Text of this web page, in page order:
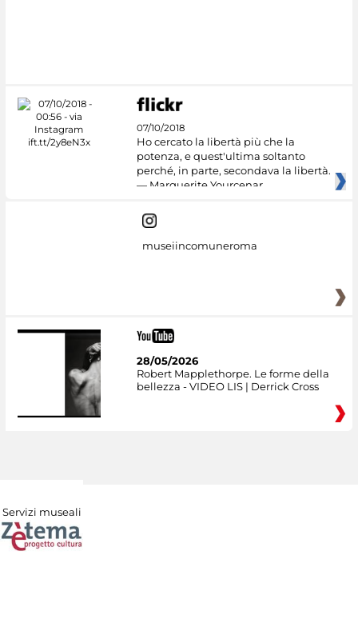
07/10/2018
Ho cercato la libertà più che la
potenza, e quest'ultima soltanto
perché, in parte, secondava la libertà.
— Marguerite Yourcenar
museiincomuneroma
28/05/2026
Robert Mapplethorpe. Le forme della
bellezza - VIDEO LIS | Derrick Cross
Servizi museali